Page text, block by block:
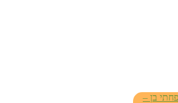
בן –